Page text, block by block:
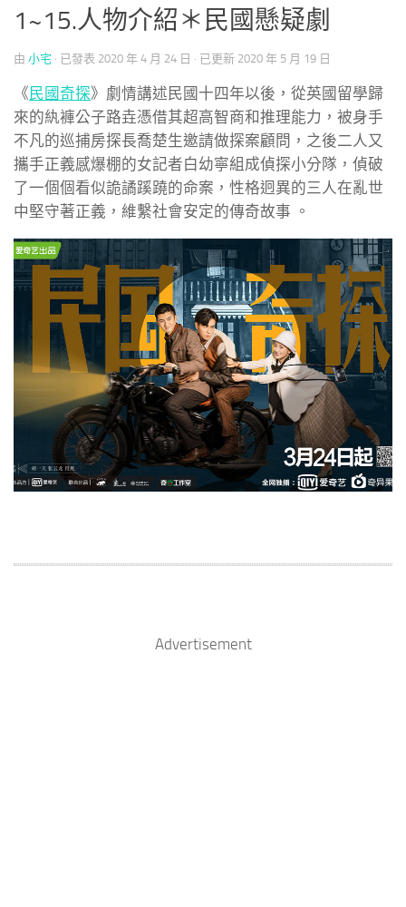
1~15.人物介紹＊民國懸疑劇
由 小宅 · 已發表 2020 年 4 月 24 日 · 已更新 2020 年 5 月 19 日
《民國奇探》劇情講述民國十四年以後，從英國留學歸
來的紈褲公子路垚憑借其超高智商和推理能力，被身手
不凡的巡捕房探長喬楚生邀請做探案顧問，之後二人又
攜手正義感爆棚的女記者白幼寧組成偵探小分隊，偵破
了一個個看似詭譎蹊蹺的命案，性格迥異的三人在亂世
中堅守著正義，維繫社會安定的傳奇故事 。
Advertisement